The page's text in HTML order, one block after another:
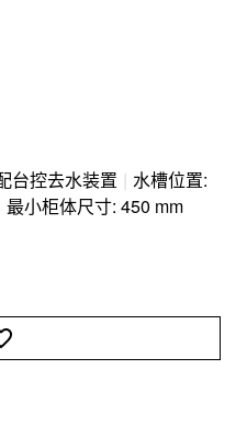
台控去水装置 | 水槽位置:
最小柜体尺寸: 450 mm